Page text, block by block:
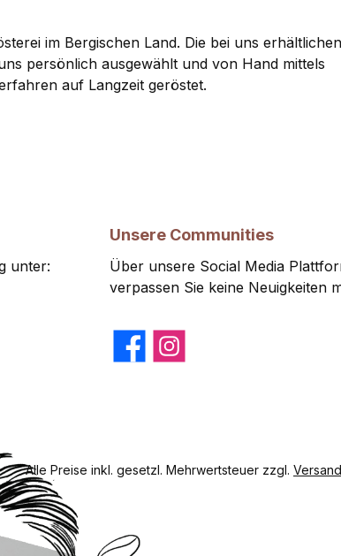
im Bergischen Land. Die bei uns erhältlichen
persönlich ausgewählt und von Hand mittels
auf Langzeit geröstet.
unter:
Unsere Communities
Über unsere Social Media
verpassen Sie keine Neuigkeiten
FacebookInstagram
Alle Preise inkl. gesetzl. Mehrwertsteuer zzgl.